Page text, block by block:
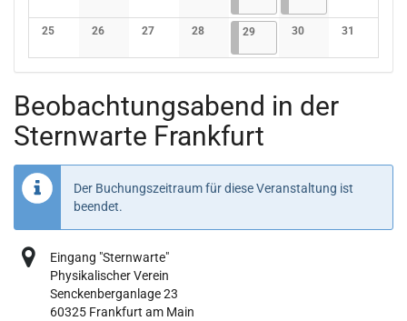
Keine Veranstaltungen
Keine Veranstaltungen
Keine Veranstaltungen
Keine Veranstaltungen Keine
25
Keine Veranstaltungen
26
Keine Veranstaltungen
27
Keine Veranstaltungen
28
Keine Veranstaltungen
2929.05.2026
4 Veranstaltungen
30
Keine Veranstaltungen
31
Keine
Beobachtungsabend in der
Sternwarte Frankfurt
Der Buchungszeitraum für diese Veranstaltung ist
beendet.
Eingang "Sternwarte"
Physikalischer Verein
Senckenberganlage 23
60325 Frankfurt am Main